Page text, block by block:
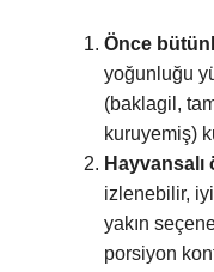
Önce
yoğunluğu
(baklagil,
kuruyemiş)
Hayvansalı
izlenebilir,
yakın
porsiyon